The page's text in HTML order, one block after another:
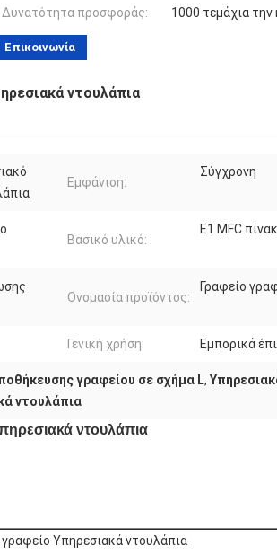
Δυνατότητα προσφοράς:
1000 τεμάχια την
Επικοινωνία
ντουλάπια
Εμφάνιση:
Σύγχρονη
Βασικό υλικό:
E1 MFC
Ονομασία προϊόντος:
Γραφείο
Γενική χρήση: Εμπορικά
γραφείου σε σχήμα L,
ντουλάπια
ντουλάπια
Υπηρεσιακά ντουλάπια